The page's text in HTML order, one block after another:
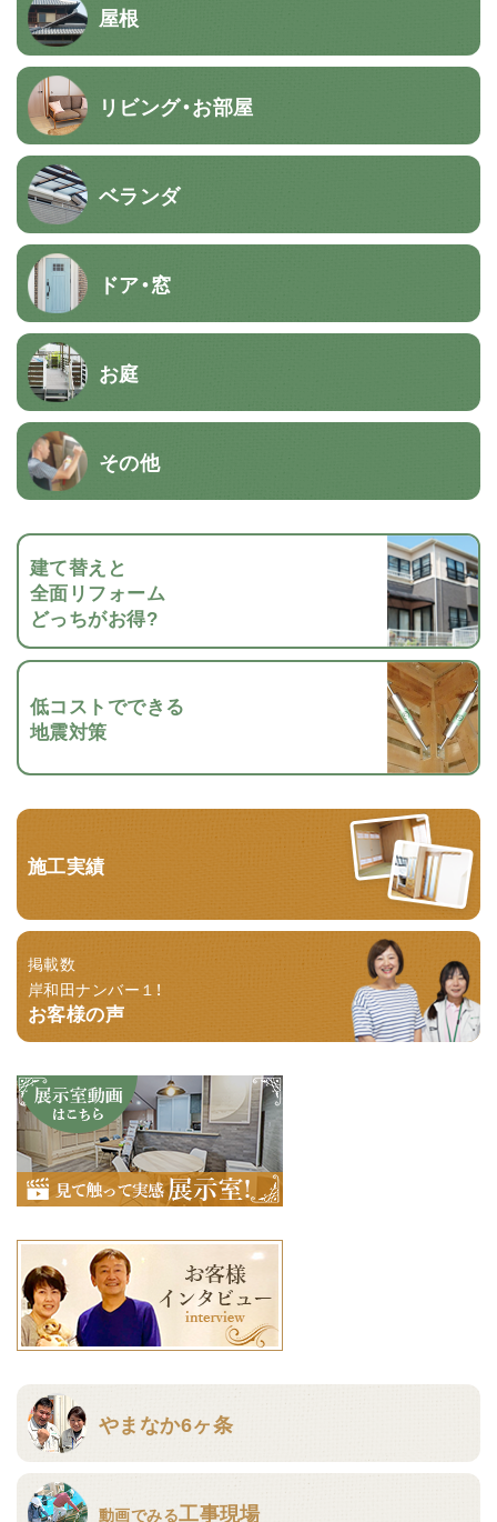
屋根
リビング・お部屋
ベランダ
ドア・窓
お庭
その他
建て替えと
全面リフォーム
どっちがお得?
低コストでできる
地震対策
施工実績
掲載数
岸和田ナンバー１！
お客様の声
やまなか6ヶ条
動画でみる工事現場